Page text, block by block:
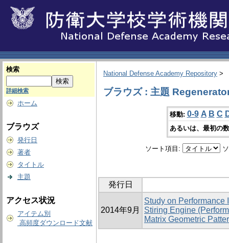
検索
詳細検索
ホーム
ブラウズ
発行日
著者
タイトル
主題
アクセス状況
アイテム別
高頻度ダウンロード文献
National Defense Academy Repository >
ブラウズ : 主題
移動: 0-9 A B C
あるいは、最初の
ソート項目:
発行日
2014年9月
Study on Performance
Stiring Engine
Matrix Geometric